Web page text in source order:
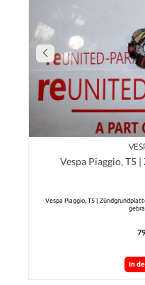
Vespa Piaggio, T5
Vespa Piaggio, T5 |
In